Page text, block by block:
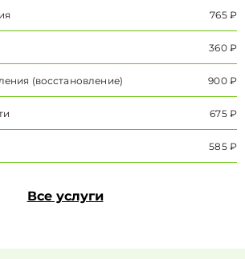
765 ₽
360 ₽
(восстановление) 900 ₽
675 ₽
585 ₽
Все услуги